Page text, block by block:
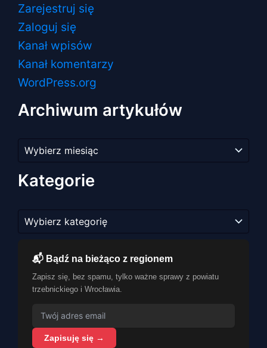
Zarejestruj się
Zaloguj się
Kanał wpisów
Kanał komentarzy
WordPress.org
Archiwum artykułów
artykułów
Kategorie
📬 Bądź na bieżąco z regionem
Zapisz się, bez spamu, tylko ważne sprawy z powiatu
trzebnickiego i Wrocławia.
Zapisuję się →